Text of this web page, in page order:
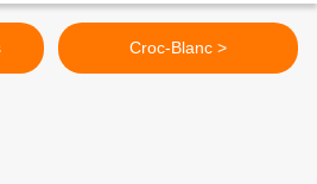
Croc-Blanc >